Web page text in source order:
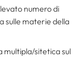
numero di
sulle materie della
multipla/sitetica sul